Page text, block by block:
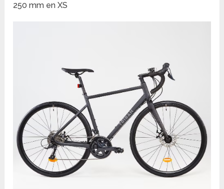
250 mm en XS